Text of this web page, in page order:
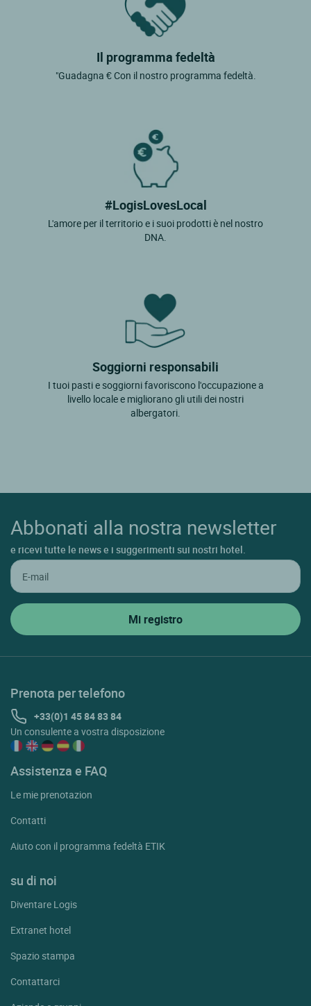
Il programma fedeltà
"Guadagna € Con il nostro programma fedeltà.
#LogisLovesLocal
L'amore per il territorio e i suoi prodotti è nel nostro
DNA.
Soggiorni responsabili
I tuoi pasti e soggiorni favoriscono l'occupazione a
livello locale e migliorano gli utili dei nostri
albergatori.
Abbonati alla nostra newsletter
e ricevi tutte le news e i suggerimenti sui nostri hotel.
Prenota per telefono
+33(0)1 45 84 83 84
Un consulente a vostra disposizione
Assistenza e FAQ
Le mie prenotazion
Contatti
Aiuto con il programma fedeltà ETIK
su di noi
Diventare Logis
Extranet hotel
Spazio stampa
Contattarci